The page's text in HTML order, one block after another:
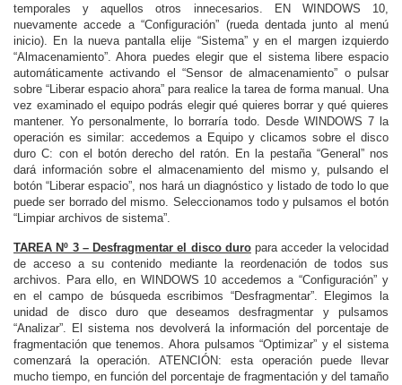
temporales y aquellos otros innecesarios. EN WINDOWS 10,
nuevamente accede a “Configuración” (rueda dentada junto al menú
inicio). En la nueva pantalla elije “Sistema” y en el margen izquierdo
“Almacenamiento”. Ahora puedes elegir que el sistema libere espacio
automáticamente activando el “Sensor de almacenamiento” o pulsar
sobre “Liberar espacio ahora” para realice la tarea de forma manual. Una
vez examinado el equipo podrás elegir qué quieres borrar y qué quieres
mantener. Yo personalmente, lo borraría todo. Desde WINDOWS 7 la
operación es similar: accedemos a Equipo y clicamos sobre el disco
duro C: con el botón derecho del ratón. En la pestaña “General” nos
dará información sobre el almacenamiento del mismo y, pulsando el
botón “Liberar espacio”, nos hará un diagnóstico y listado de todo lo que
puede ser borrado del mismo. Seleccionamos todo y pulsamos el botón
“Limpiar archivos de sistema”.
TAREA Nº 3 – Desfragmentar el disco duropara acceder la velocidad
de acceso a su contenido mediante la reordenación de todos sus
archivos. Para ello, en WINDOWS 10 accedemos a “Configuración” y
en el campo de búsqueda escribimos “Desfragmentar”. Elegimos la
unidad de disco duro que deseamos desfragmentar y pulsamos
“Analizar”. El sistema nos devolverá la información del porcentaje de
fragmentación que tenemos. Ahora pulsamos “Optimizar” y el sistema
comenzará la operación. ATENCIÓN: esta operación puede llevar
mucho tiempo, en función del porcentaje de fragmentación y del tamaño